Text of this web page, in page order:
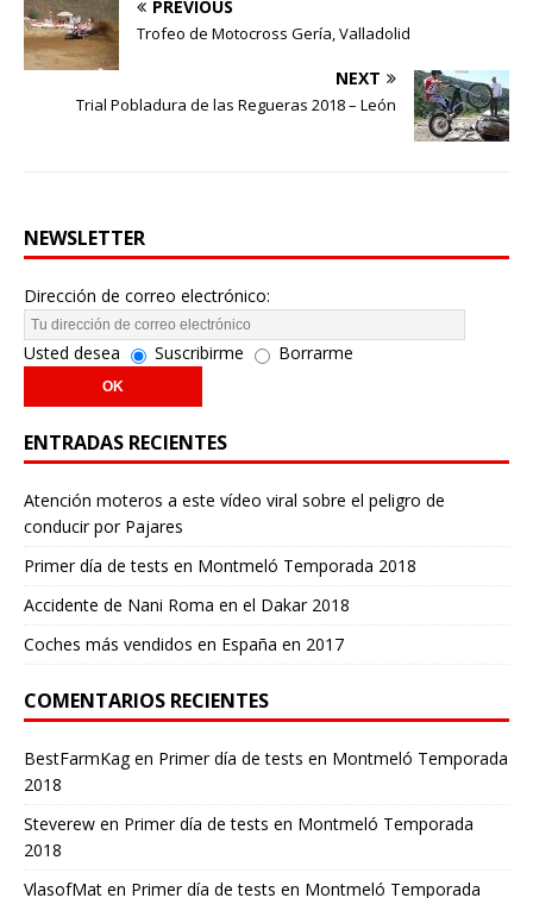
PREVIOUS
Trofeo de Motocross Gería, Valladolid
NEXT
Trial Pobladura de las Regueras 2018 – León
NEWSLETTER
Dirección de correo electrónico:
Usted desea Suscribirme Borrarme
ENTRADAS RECIENTES
Atención moteros a este vídeo viral sobre el peligro de
conducir por Pajares
Primer día de tests en Montmeló Temporada 2018
Accidente de Nani Roma en el Dakar 2018
Coches más vendidos en España en 2017
COMENTARIOS RECIENTES
BestFarmKagen Primer día de tests en Montmeló Temporada
2018
Steverew en Primer día de tests en Montmeló Temporada
2018
VlasofMat en Primer día de tests en Montmeló Temporada